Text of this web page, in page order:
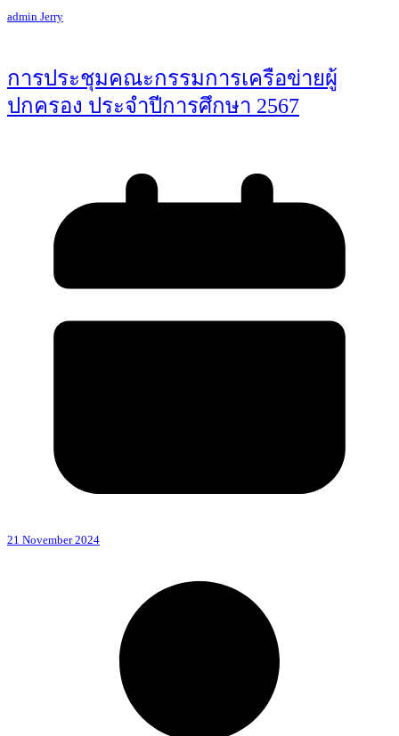
admin Jerry
การประชุมคณะกรรมการเครือข่ายผู้
ปกครอง ประจำปีการศึกษา 2567
21 November 2024